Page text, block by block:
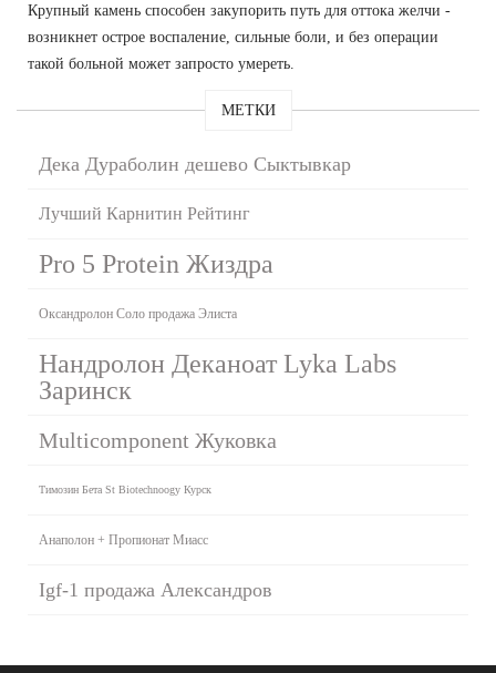
Крупный камень способен закупорить путь для оттока желчи -
возникнет острое воспаление, сильные боли, и без операции
такой больной может запросто умереть.
МЕТКИ
Дека Дураболин дешево Сыктывкар
Лучший Карнитин Рейтинг
Pro 5 Protein Жиздра
Оксандролон Соло продажа Элиста
Нандролон Деканоат Lyka Labs
Заринск
Multicomponent Жуковка
Tимозин Бета St Biotechnoogy Курск
Анаполон + Пропионат Миасс
Igf-1 продажа Александров